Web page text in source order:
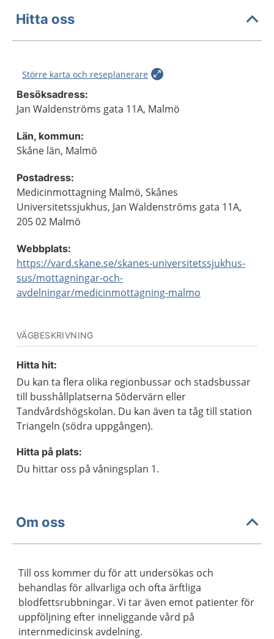
Hitta oss
Större karta och reseplanerare
Besöksadress:
Jan Waldenströms gata 11A, Malmö
Län, kommun:
Skåne län, Malmö
Postadress:
Medicinmottagning Malmö, Skånes
Universitetssjukhus, Jan Waldenströms gata 11A,
205 02 Malmö
Webbplats:
https://vard.skane.se/skanes-universitetssjukhus-
sus/mottagningar-och-
avdelningar/medicinmottagning-malmo
VÄGBESKRIVNING
Hitta hit:
Du kan ta flera olika regionbussar och stadsbussar
till busshållplatserna Södervärn eller
Tandvårdshögskolan. Du kan även ta tåg till station
Triangeln (södra uppgången).
Hitta på plats:
Du hittar oss på våningsplan 1.
Om oss
Till oss kommer du för att undersökas och
behandlas för allvarliga och ofta ärftliga
blodfettsrubbningar. Vi tar även emot patienter för
uppföljning efter inneliggande vård på
internmedicinsk avdelning.